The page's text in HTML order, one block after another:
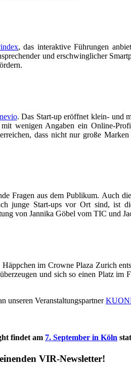
, das interaktive Führungen
und erschwinglicher
. Das Start-uperöffnet klein- und
wenigen Angaben ein Online-
dass nicht nur große
Fragen aus dem Publikum. Auch
junge Start-ups vor Ort sind, ist
von Jannika Göbel vom TIC und
im Crowne Plaza Zurich
und sich so einen Platz
unseren Veranstaltungspartner
findet am 7. September in Köln
VIR-Newsletter!